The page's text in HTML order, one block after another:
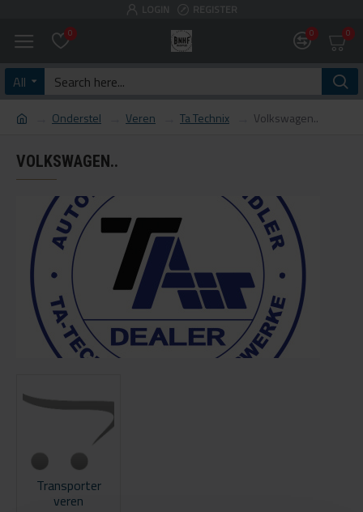
LOGIN REGISTER
0 0 0
All
Onderstel Veren Ta Technix Volkswagen..
VOLKSWAGEN..
Transporter
veren